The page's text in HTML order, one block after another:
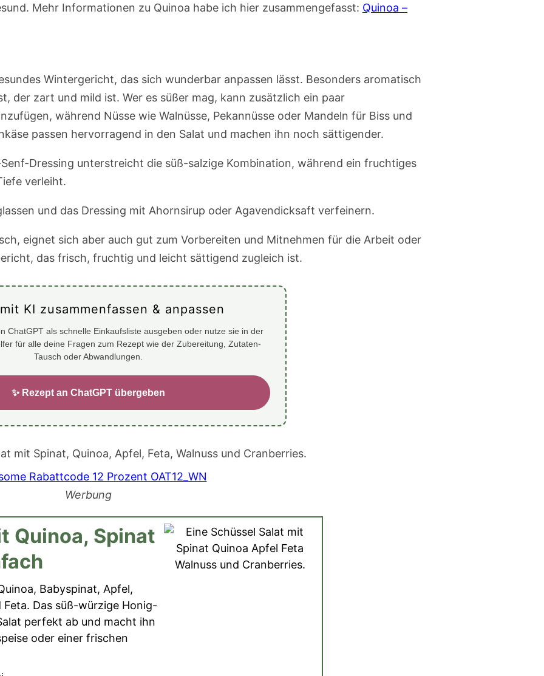
Mehr Informationen zu Quinoa habe ich hier zusammengefasst: Quinoa –
Wintergericht, das sich wunderbar anpassen lässt. Besonders aromatisch
der zart und mild ist. Wer es süßer mag, kann zusätzlich ein paar
während Nüsse wie Walnüsse, Pekannüsse oder Mandeln für Biss und
passen hervorragend in den Salat und machen ihn noch sättigender.
Dressing unterstreicht die süß-salzige Kombination, während ein fruchtiges
verleiht.
und das Dressing mit Ahornsirup oder Agavendicksaft verfeinern.
eignet sich aber auch gut zum Vorbereiten und Mitnehmen für die Arbeit oder
das frisch, fruchtig und leicht sättigend zugleich ist.
KI zusammenfassen & anpassen
ChatGPT als schnelle Einkaufsliste ausgeben oder nutze sie in der
für alle deine Fragen zum Rezept wie der Zubereitung, Zutaten-
Tausch oder Abwandlungen.
✨ Rezept an ChatGPT übergeben
Werbung
Quinoa, Spinat
Babyspinat, Apfel,
Das süß-würzige Honig-
perfekt ab und macht ihn
oder einer frischen